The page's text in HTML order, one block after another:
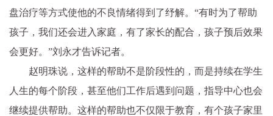
盘治疗等方式使他的不良情绪得到了纾解。“有时为了帮助
孩子，我们还会进入家庭，有了家长的配合，孩子预后效果
会更好。”刘永才告诉记者。
赵明珠说，这样的帮助不是阶段性的，而是持续在学生
人生的每个阶段，甚至他们工作后遇到问题，指导中心也会
继续提供帮助。这样的帮助也不仅限于教育，有个孩子家里